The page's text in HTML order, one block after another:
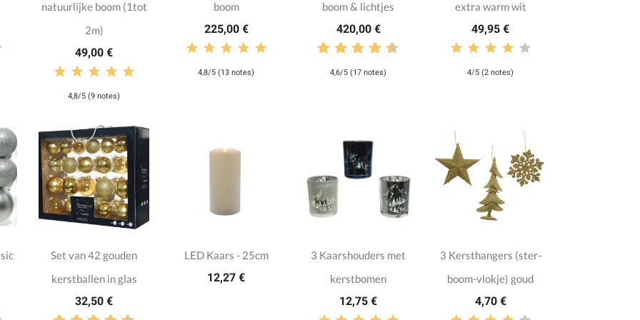
natuurlijke boom (1tot
2m)
49,00 €
4,8/5 (9 notes)
boom
225,00 €
4,8/5 (13 notes)
boom & lichtjes
420,00 €
4,6/5 (17 notes)
extra warm wit
49,95 €
4/5 (2 notes)
Set van 42 gouden
kerstballen in glas
32,50 €
LED Kaars - 25cm
12,27 €
3 Kaarshouders met
kerstbomen
12,75 €
3 Kersthangers (ster-
boom-vlokje) goud
4,70 €